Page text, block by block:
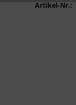
Artikel-Nr.: